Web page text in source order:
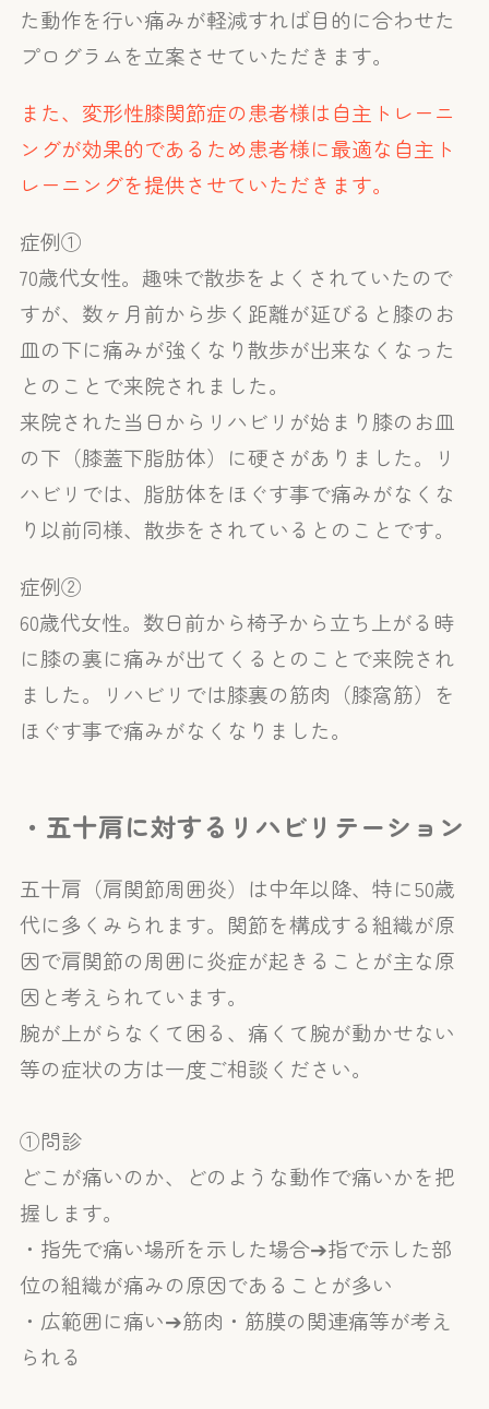
た動作を行い痛みが軽減すれば目的に合わせた
プログラムを立案させていただきます。
また、変形性膝関節症の患者様は自主トレーニ
ングが効果的であるため患者様に最適な自主ト
レーニングを提供させていただきます。
症例①
70歳代女性。趣味で散歩をよくされていたので
すが、数ヶ月前から歩く距離が延びると膝のお
皿の下に痛みが強くなり散歩が出来なくなった
とのことで来院されました。
来院された当日からリハビリが始まり膝のお皿
の下（膝蓋下脂肪体）に硬さがありました。リ
ハビリでは、脂肪体をほぐす事で痛みがなくな
り以前同様、散歩をされているとのことです。
症例②
60歳代女性。数日前から椅子から立ち上がる時
に膝の裏に痛みが出てくるとのことで来院され
ました。リハビリでは膝裏の筋肉（膝窩筋）を
ほぐす事で痛みがなくなりました。
・五十肩に対するリハビリテーション
五十肩（肩関節周囲炎）は中年以降、特に50歳
代に多くみられます。関節を構成する組織が原
因で肩関節の周囲に炎症が起きることが主な原
因と考えられています。
腕が上がらなくて困る、痛くて腕が動かせない
等の症状の方は一度ご相談ください。
①問診
どこが痛いのか、どのような動作で痛いかを把
握します。
・指先で痛い場所を示した場合➔指で示した部
位の組織が痛みの原因であることが多い
・広範囲に痛い➔筋肉・筋膜の関連痛等が考え
られる